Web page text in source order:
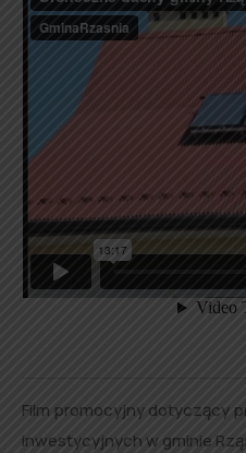
Film promocyjny dotyczący
inwestycyjnych w gminie